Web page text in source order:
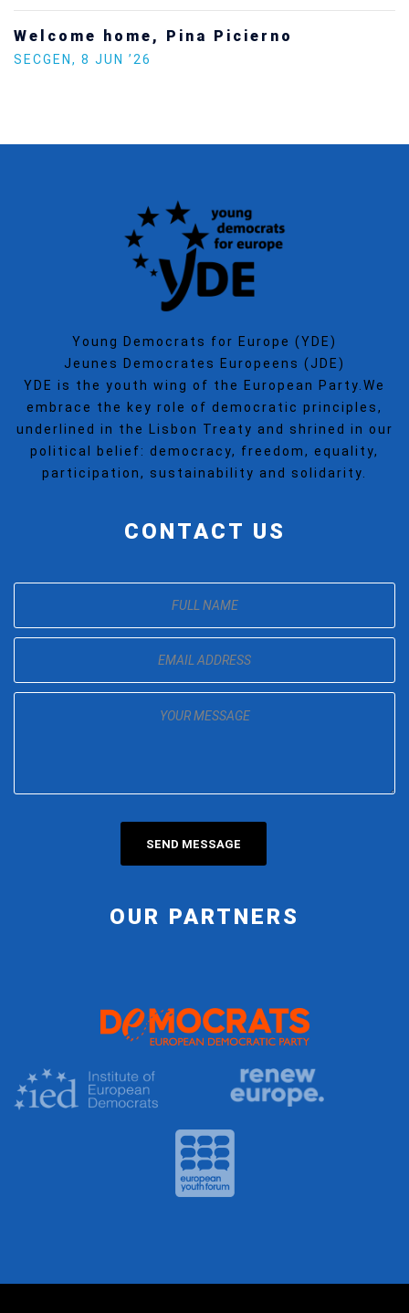
Welcome home, Pina Picierno
SECGEN , 8 JUN ’26
Young Democrats for Europe (YDE)
Jeunes Democrates Europeens (JDE)
YDE is the youth wing of the European Party.We
embrace the key role of democratic principles,
underlined in the Lisbon Treaty and shrined in our
political belief: democracy, freedom, equality,
participation, sustainability and solidarity.
CONTACT US
OUR PARTNERS